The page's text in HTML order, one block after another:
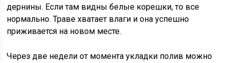
дернины. Если там видны белые корешки, то все
нормально. Траве хватает влаги и она успешно
приживается на новом месте.
Через две недели от момента укладки полив можно